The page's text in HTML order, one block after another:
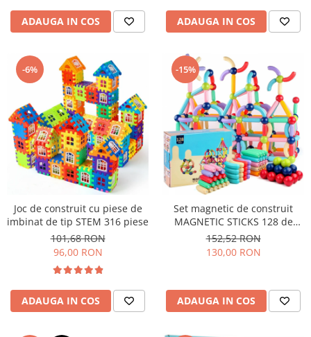
ADAUGA IN COS ADAUGA IN COS
-6%
Joc de construit cu piese de
imbinat de tip STEM 316 piese
101,68 RON
96,00 RON
ADAUGA IN COS
-15%
Set magnetic de construit
MAGNETIC STICKS 128 de
piese STEM
152,52 RON
130,00 RON
ADAUGA IN COS